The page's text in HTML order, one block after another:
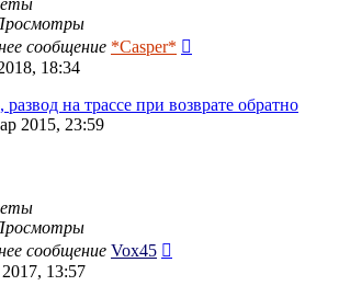
сообщение *Casper*
18:34
развод на трассе при возврате обратно
2015, 23:59
сообщение Vox45
13:57